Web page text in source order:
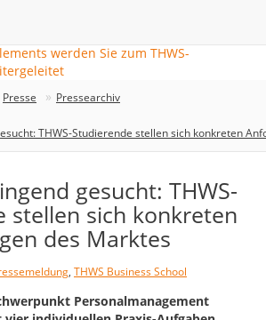
Presse Pressearchiv
THWS-Studierende stellen sich konkreten
gesucht: THWS-
stellen sich konkreten
des Marktes
, THWS Business School
Personalmanagement